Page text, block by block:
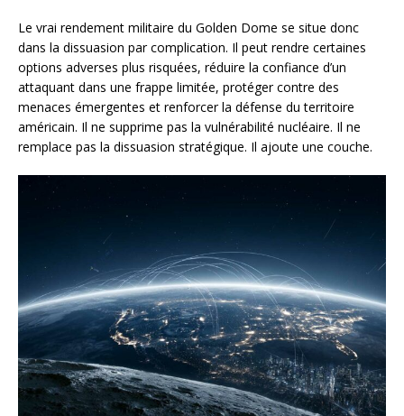
Le vrai rendement militaire du Golden Dome se situe donc
dans la dissuasion par complication. Il peut rendre certaines
options adverses plus risquées, réduire la confiance d’un
attaquant dans une frappe limitée, protéger contre des
menaces émergentes et renforcer la défense du territoire
américain. Il ne supprime pas la vulnérabilité nucléaire. Il ne
remplace pas la dissuasion stratégique. Il ajoute une couche.